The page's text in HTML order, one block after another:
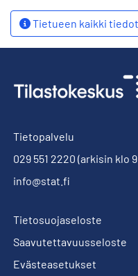
Tietueen kaikki tiedot
Tietopalvelu
029 551 2220 (arkisin klo
info@stat.fi
Tietosuojaseloste
Saavutettavuusseloste
Evästeasetukset